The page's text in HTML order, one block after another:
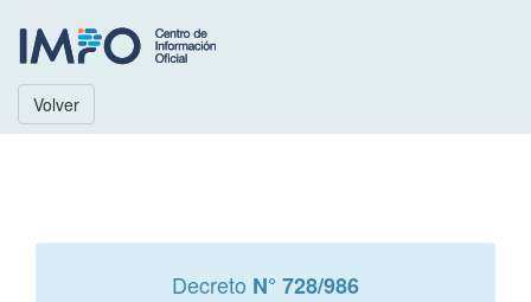
Volver
Decreto N° 728/986